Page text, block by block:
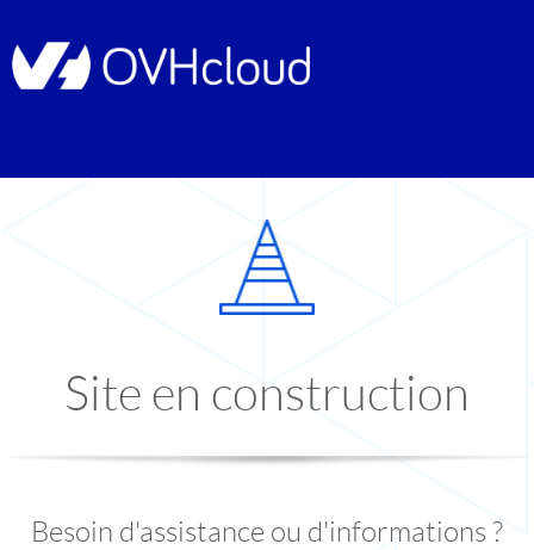
Site en construction
Besoin d'assistance ou d'informations ?